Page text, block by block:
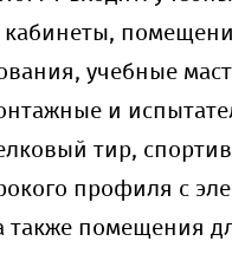
учебные
и
тир,
профиля с
также помещения